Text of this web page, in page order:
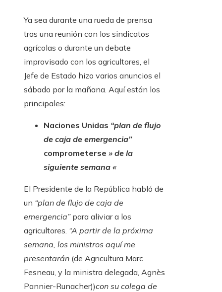
Ya sea durante una rueda de prensa
tras una reunión con los sindicatos
agrícolas o durante un debate
improvisado con los agricultores, el
Jefe de Estado hizo varios anuncios el
sábado por la mañana. Aquí están los
principales:
Naciones Unidas “plan de flujo
de caja de emergencia”
comprometerse » de la
siguiente semana «
El Presidente de la República habló de
un “plan de flujo de caja de
emergencia”para aliviar a los
agricultores. “A partir de la próxima
semana, los ministros aquí me
presentarán (de Agricultura Marc
Fesneau, y la ministra delegada, Agnès
Pannier-Runacher))con su colega de